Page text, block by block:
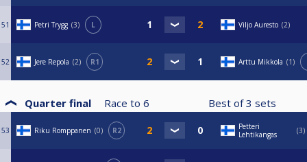
51 Petri Trygg 3 L Viljo Auresto 2
52 Jere Repola 2 R1 Arttu Mikkola 1
Quarter final Race to 6 Best of3 sets
53 Riku Romppanen 0 R2
Petteri
Lehtikangas
3